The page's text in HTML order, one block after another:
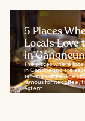
5 Places
Locals Love
in
The places where
in Gangneung are
serving coffee. The
famous for its coffee,
extent...